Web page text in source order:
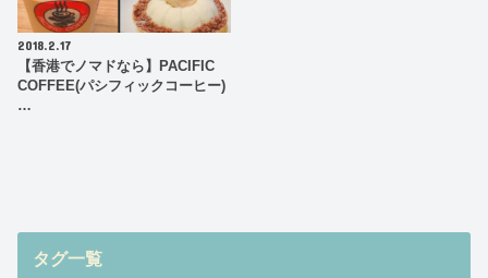
2018.2.17
【香港でノマドなら】PACIFIC
COFFEE(パシフィックコーヒー)
…
タグ一覧